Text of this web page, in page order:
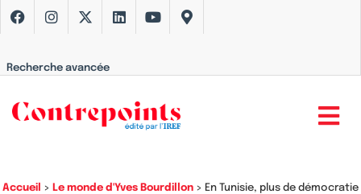
Recherche avancée
Accueil > Le monde d'Yves Bourdillon > En Tunisie, plus de démocratie